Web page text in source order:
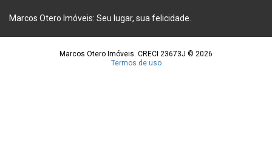
Marcos Otero Imóveis: Seu lugar, sua felicidade.
Marcos Otero Imóveis. CRECI 23673J © 2026
Termos de uso